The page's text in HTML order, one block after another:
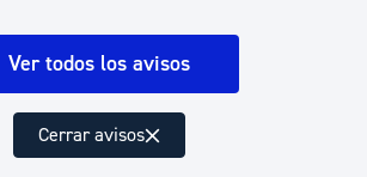
Ver todos los avisos
Cerrar avisos